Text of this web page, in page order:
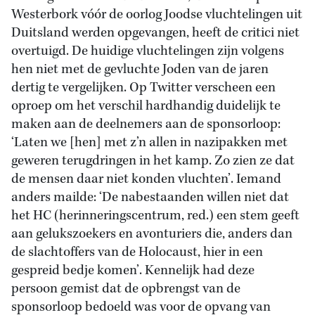
Westerbork vóór de oorlog Joodse vluchtelingen uit
Duitsland werden opgevangen, heeft de critici niet
overtuigd. De huidige vluchtelingen zijn volgens
hen niet met de gevluchte Joden van de jaren
dertig te vergelijken. Op Twitter verscheen een
oproep om het verschil hardhandig duidelijk te
maken aan de deelnemers aan de sponsorloop:
‘Laten we [hen] met z’n allen in nazipakken met
geweren terugdringen in het kamp. Zo zien ze dat
de mensen daar niet konden vluchten’. Iemand
anders mailde: ‘De nabestaanden willen niet dat
het HC (herinneringscentrum, red.) een stem geeft
aan gelukszoekers en avonturiers die, anders dan
de slachtoffers van de Holocaust, hier in een
gespreid bedje komen’. Kennelijk had deze
persoon gemist dat de opbrengst van de
sponsorloop bedoeld was voor de opvang van